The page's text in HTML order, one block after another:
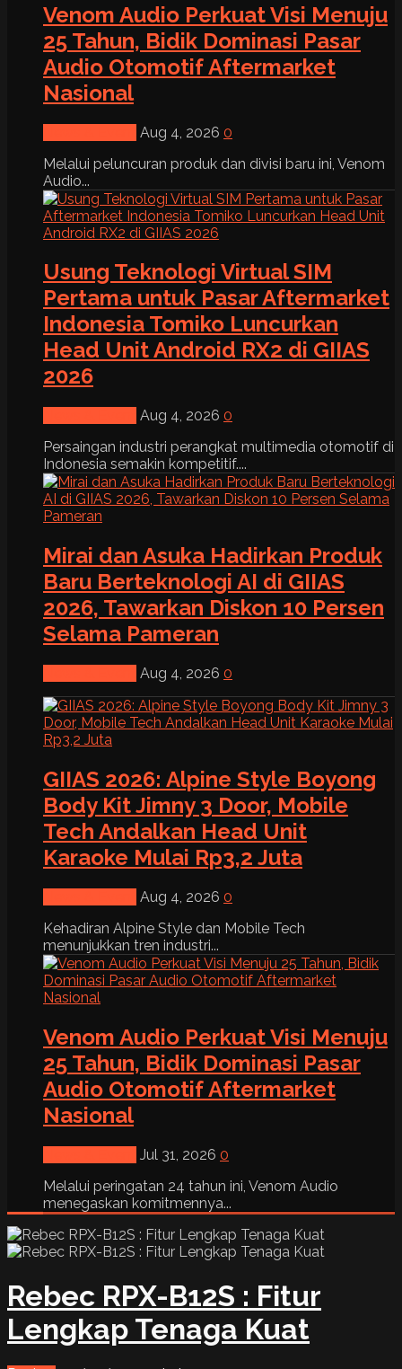
Venom Audio Perkuat Visi Menuju
25 Tahun, Bidik Dominasi Pasar
Audio Otomotif Aftermarket
Nasional
Aug 4, 2026 0
Melalui peluncuran produk dan divisi baru ini, Venom
Audio...
Usung Teknologi Virtual SIM
Pertama untuk Pasar Aftermarket
Indonesia Tomiko Luncurkan
Head Unit Android RX2 di GIIAS
2026
Aug 4, 2026 0
Persaingan industri perangkat multimedia otomotif di
Indonesia semakin kompetitif....
Mirai dan Asuka Hadirkan Produk
Baru Berteknologi AI di GIIAS
2026, Tawarkan Diskon 10 Persen
Selama Pameran
Aug 4, 2026 0
GIIAS 2026: Alpine Style Boyong
Body Kit Jimny 3 Door, Mobile
Tech Andalkan Head Unit
Karaoke Mulai Rp3,2 Juta
Aug 4, 2026 0
Kehadiran Alpine Style dan Mobile Tech
menunjukkan tren industri...
Venom Audio Perkuat Visi Menuju
25 Tahun, Bidik Dominasi Pasar
Audio Otomotif Aftermarket
Nasional
Jul 31, 2026 0
Melalui peringatan 24 tahun ini, Venom Audio
menegaskan komitmennya...
Rebec RPX-B12S : Fitur
Lengkap Tenaga Kuat